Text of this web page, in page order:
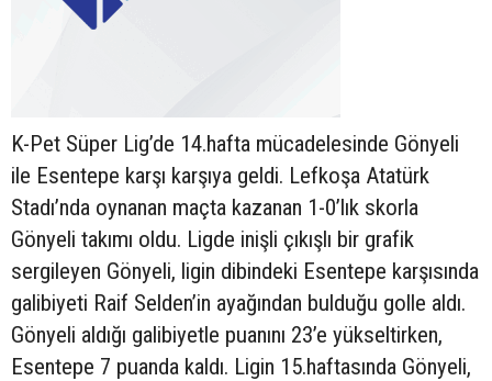
K-Pet Süper Lig’de 14.hafta mücadelesinde Gönyeli
ile Esentepe karşı karşıya geldi. Lefkoşa Atatürk
Stadı’nda oynanan maçta kazanan 1-0’lık skorla
Gönyeli takımı oldu. Ligde inişli çıkışlı bir grafik
sergileyen Gönyeli, ligin dibindeki Esentepe karşısında
galibiyeti Raif Selden’in ayağından bulduğu golle aldı.
Gönyeli aldığı galibiyetle puanını 23’e yükseltirken,
Esentepe 7 puanda kaldı. Ligin 15.haftasında Gönyeli,